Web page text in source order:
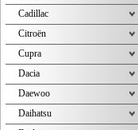
Cadillac
Citroën
Cupra
Dacia
Daewoo
Daihatsu